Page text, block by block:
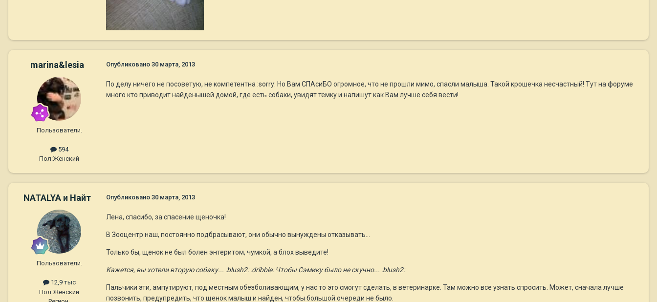
marina&lesia
Пользователи.
594
Пол:Женский
Опубликовано 30 марта, 2013
По делу ничего не посоветую, не компетентна :sorry: Но Вам СПАсиБО огромное, что не прошли мимо, спасли малыша. Такой крошечка несчастный! Тут на форуме
много кто приводит найденышей домой, где есть собаки, увидят темку и напишут как Вам лучше себя вести!
NATALYA и Найт
Пользователи.
12,9 тыс
Пол:Женский
Опубликовано 30 марта, 2013
Лена, спасибо, за спасение щеночка!
В Зооцентр наш, постоянно подбрасывают, они обычно вынуждены отказывать...
Только бы, щенок не был болен энтеритом, чумкой, а блох выведите!
Кажется, вы хотели вторую собаку... :blush2: :dribble: Чтобы Сэмику было не скучно... :blush2:
Пальчики эти, ампутируют, под местным обезболивающим, у нас то это смогут сделать, в ветеринарке. Там можно все узнать спросить. Может, сначала лучше
позвонить, предупредить, что щенок малыш и найден, чтобы большой очереди не было.